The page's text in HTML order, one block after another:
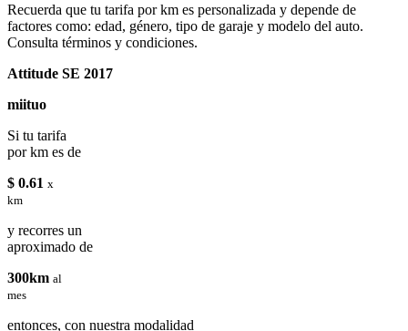
Recuerda que tu tarifa por km es personalizada y depende de
factores como: edad, género, tipo de garaje y modelo del auto.
Consulta términos y condiciones.
Attitude SE 2017
miituo
Si tu tarifa
por km es de
$ 0.61 x
km
y recorres un
aproximado de
300km al
mes
entonces, con nuestra modalidad